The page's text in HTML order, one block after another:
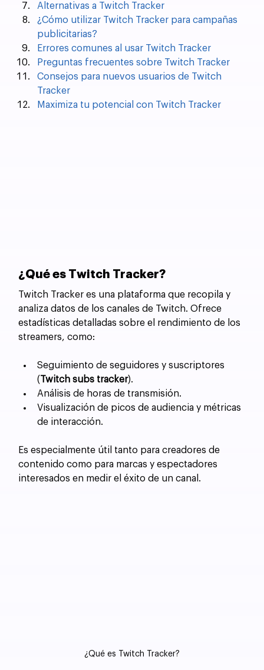
Alternativas a Twitch Tracker
¿Cómo utilizar Twitch Tracker para campañas
publicitarias?
Errores comunes al usar Twitch Tracker
Preguntas frecuentes sobre Twitch Tracker
Consejos para nuevos usuarios de Twitch
Tracker
Maximiza tu potencial con Twitch Tracker
¿Qué es Twitch Tracker?
Twitch Tracker es una plataforma que recopila y
analiza datos de los canales de Twitch. Ofrece
estadísticas detalladas sobre el rendimiento de los
streamers, como:
Seguimiento de seguidores y suscriptores
(Twitch subs tracker).
Análisis de horas de transmisión.
Visualización de picos de audiencia y métricas
de interacción.
Es especialmente útil tanto para creadores de
contenido como para marcas y espectadores
interesados en medir el éxito de un canal.
¿Qué es Twitch Tracker?